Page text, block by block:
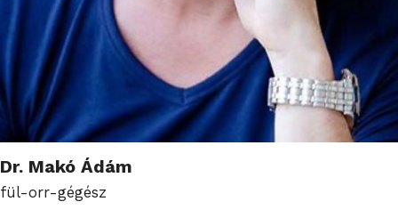
Dr. Makó Ádám
fül-orr-gégész